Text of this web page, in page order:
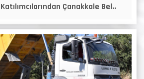
Çanakkale Bel..